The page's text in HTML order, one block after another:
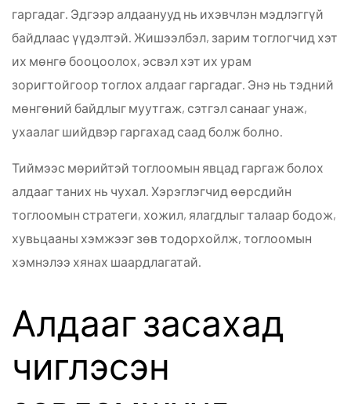
гаргадаг. Эдгээр алдаанууд нь ихэвчлэн мэдлэггүй
байдлаас үүдэлтэй. Жишээлбэл, зарим тоглогчид хэт
их мөнгө бооцоолох, эсвэл хэт их урам
зоригтойгоор тоглох алдааг гаргадаг. Энэ нь тэдний
мөнгөний байдлыг муутгаж, сэтгэл санааг унаж,
ухаалаг шийдвэр гаргахад саад болж болно.
Тиймээс мөрийтэй тоглоомын явцад гаргаж болох
алдааг таних нь чухал. Хэрэглэгчид өөрсдийн
тоглоомын стратеги, хожил, ялагдлыг талаар бодож,
хувьцааны хэмжээг зөв тодорхойлж, тоглоомын
хэмнэлээ хянах шаардлагатай.
Алдааг засахад
чиглэсэн